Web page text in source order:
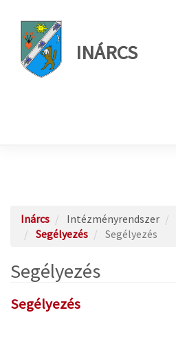
INÁRCS
Inárcs Intézményrendszer
Segélyezés
Segélyezés
Segélyezés
Segélyezés